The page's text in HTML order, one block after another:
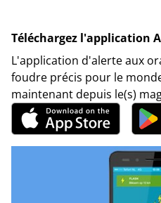
Téléchargez l'application
L'application d'alerte aux
foudre précis pour le
maintenant depuis le(s)